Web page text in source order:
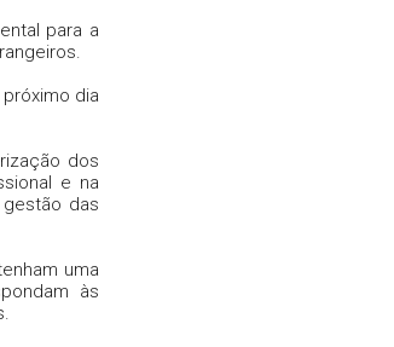
para a
dia
dos
e na
das
uma
às